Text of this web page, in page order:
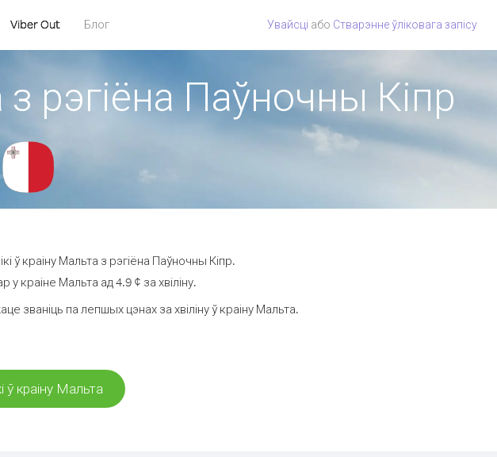
Viber Out Блог Увайсці або Стварэнне ўліковага запісу
рэгіёна Паўночны Кіпр
краіну Мальта з рэгіёна Паўночны Кіпр.
краіне Мальта ад 4.9 ¢ за хвіліну.
па лепшых цэнах за хвіліну ў краіну Мальта.
ў краіну Мальта